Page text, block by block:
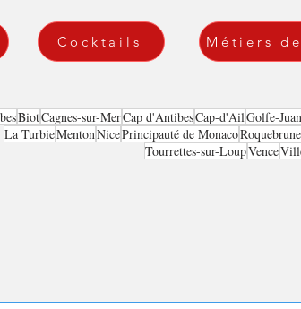
Cocktails Métiers
BiotCagnes-sur-MerCap d'AntibesCap-d'AilGolfe-Juan
La TurbieMentonNicePrincipauté de Monaco
Tourrettes-sur-LoupVence